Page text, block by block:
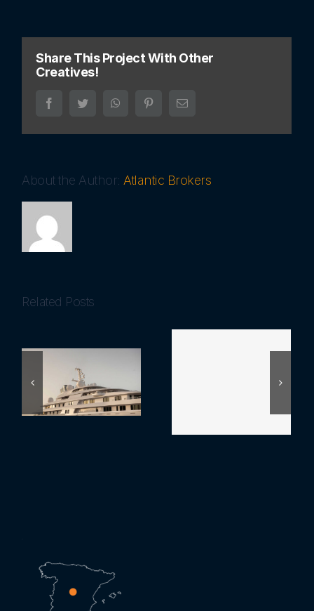
Share This Project With Other
Creatives!
FacebookTwitter WhatsAppPinterestEmail
About the Author: Atlantic Brokers
Related Posts